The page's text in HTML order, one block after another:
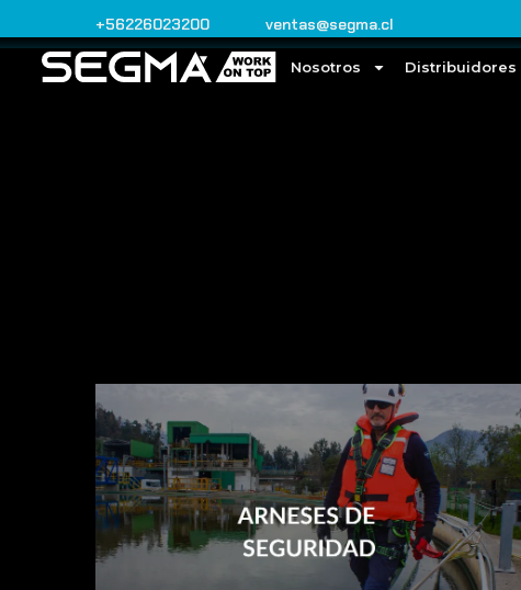
+56226023200 ventas@segma.cl
Nosotros Distribuidores